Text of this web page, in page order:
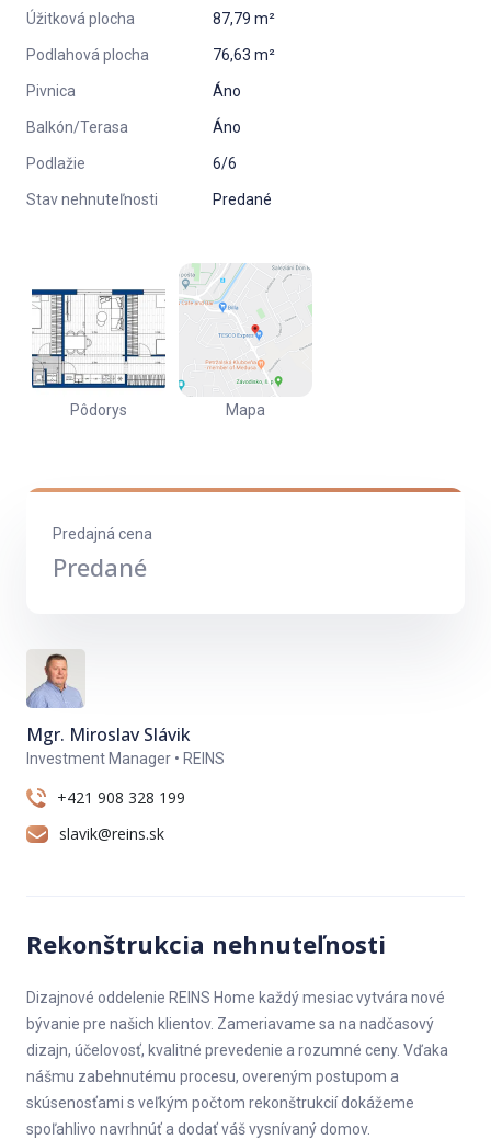
výstupom na balkón, kúpeľňa s vaňou a samostatná toaleta.
nové elektrické rozvody, stropné svietidlá, vypínače a
nové interiérové dvere, zárubne
nové podlahy
príprava na kuchynskú linku
nová kúpeľňa a WC, nemecké batérie a vaňa, umývadlo
so skrinkou
veľkoplošné obklady a dlažby
Kuchynská linka je navrhnutá od renomovaného výrobcu
cenu.
Súčasťou príslušenstva bytu je aj veľká pivničná kobka 5 m2.
Parkovanie je možné na priľahlých komunikáciách pod bytovým
domom.
Obľúbená lokalita s kompletnou občianskou vybavenosťou, s
veľmi dobrou dostupnosťou do všetkých častí mesta a na
V prípade záujmu o bližšie informácie alebo obhliadku
REINS
Jednoduchý a komfortný predaj nehnuteľnosti
Úžitková plocha 87,79 m²
Podlahová plocha 76,63 m²
Pivnica Áno
Balkón/Terasa Áno
Podlažie 6/6
Stav nehnuteľnosti Predané
Pôdorys Mapa
Predajná cena
Predané
Mgr. Miroslav Slávik
Investment Manager • REINS
+421 908 328 199
slavik@reins.sk
Rekonštrukcia nehnuteľnosti
Dizajnové oddelenie REINS Home každý mesiac vytvára nové
bývanie pre našich klientov. Zameriavame sa na nadčasový
dizajn, účelovosť, kvalitné prevedenie a rozumné ceny. Vďaka
nášmu zabehnutému procesu, overeným postupom a
skúsenosťami s veľkým počtom rekonštrukcií dokážeme
spoľahlivo navrhnúť a dodať váš vysnívaný domov.